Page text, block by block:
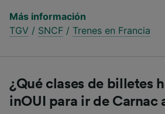
Más información
TGV / SNCF / Trenes en Francia
¿Qué clases de billetes
inOUI para ir de Carnac